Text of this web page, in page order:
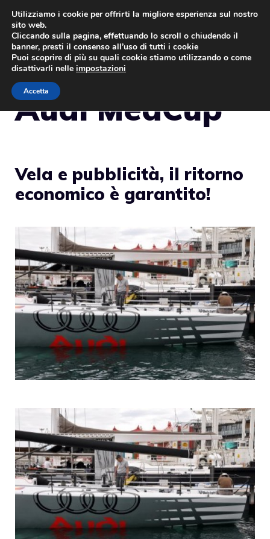
Vai
contenuto
Audi MedCup
Vela e pubblicità, il ritorno
economico è garantito!
Utilizziamo i cookie per offrirti la migliore esperienza sul nostro
sito web.
Cliccando sulla pagina, effettuando lo scroll o chiudendo il
banner, presti il consenso all’uso di tutti i cookie
Puoi scoprire di più su quali cookie stiamo utilizzando o come
disattivarli nelle impostazioni
Accetta